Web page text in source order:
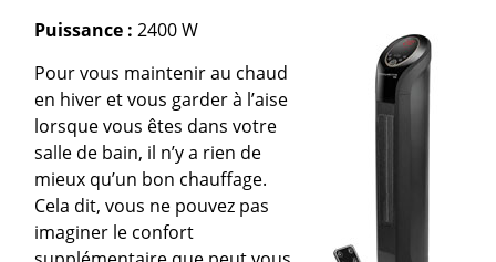
Puissance : 2400 W
Pour vous maintenir au chaud
en hiver et vous garder à l’aise
lorsque vous êtes dans votre
salle de bain, il n’y a rien de
mieux qu’un bon chauffage.
Cela dit, vous ne pouvez pas
imaginer le confort